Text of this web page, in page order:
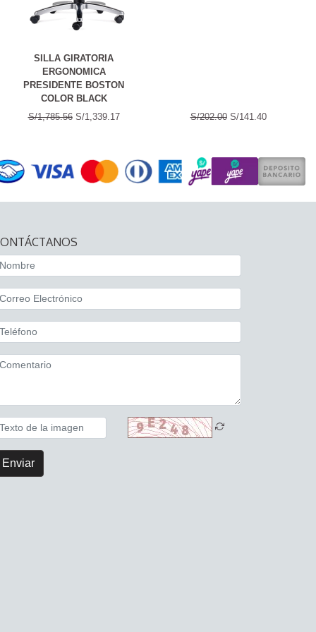
SILLA GIRATORIA
ERGONOMICA
PRESIDENTE BOSTON
COLOR BLACK
S/1,785.56S/1,339.17 S/202.00S/141.40
Enviar